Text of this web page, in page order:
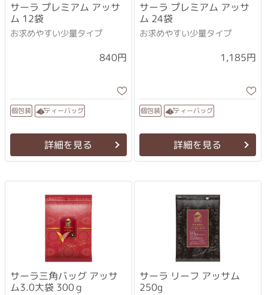
サーラ プレミアム アッサ
ム 12袋
お求めやすい少量タイプ
840円
個包装 ティーバッグ
詳細を見る
サーラ プレミアム アッサ
ム 24袋
お求めやすい少量タイプ
1,185円
個包装 ティーバッグ
詳細を見る
サーラ三角バッグ アッサ
ム3.0大袋 300ｇ
サーラ リーフ アッサム
250g